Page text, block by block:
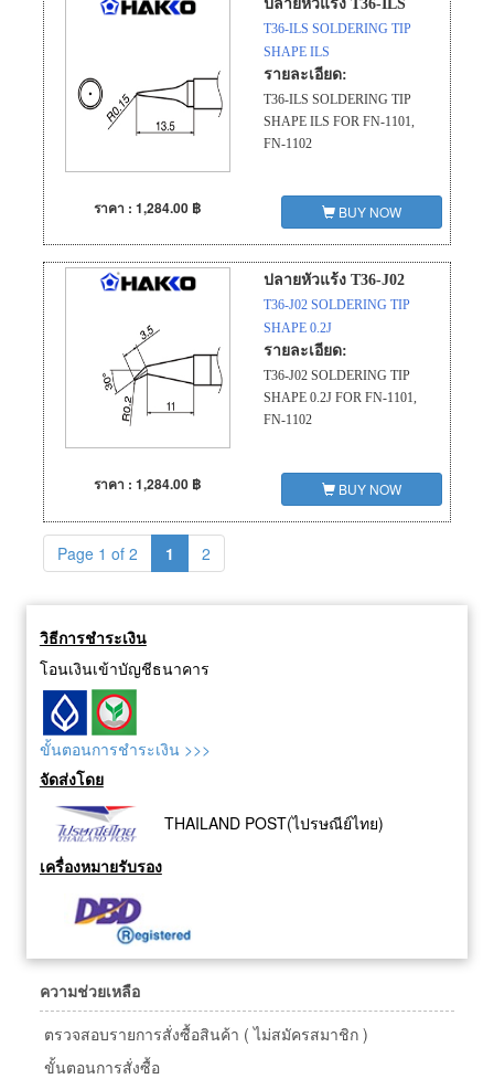
ปลายหัวแร้ง T36-ILS
T36-ILS SOLDERING TIP
SHAPE ILS
รายละเอียด:
T36-ILS SOLDERING TIP
SHAPE ILS FOR FN-1101,
FN-1102
ราคา : 1,284.00 ฿ BUY NOW
ปลายหัวแร้ง T36-J02
T36-J02 SOLDERING TIP
SHAPE 0.2J
รายละเอียด:
T36-J02 SOLDERING TIP
SHAPE 0.2J FOR FN-1101,
FN-1102
ราคา : 1,284.00 ฿ BUY NOW
Page 1 of 2 1 2
วิธีการชำระเงิน
โอนเงินเข้าบัญชีธนาคาร
ขั้นตอนการชำระเงิน >>>
จัดส่งโดย
THAILAND POST(ไปรษณีย์ไทย)
เครื่องหมายรับรอง
ความช่วยเหลือ
ตรวจสอบรายการสั่งซื้อสินค้า ( ไม่สมัครสมาชิก )
ขั้นตอนการสั่งซื้อ